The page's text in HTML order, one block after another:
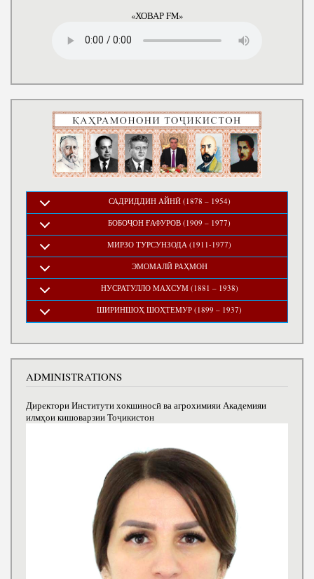
«ХОВАР FM»
САДРИДДИН АЙНӢ (1878 – 1954)
БОБОҶОН ҒАФУРОВ (1909 – 1977)
МИРЗО ТУРСУНЗОДА (1911-1977)
ЭМОМАЛӢ РАҲМОН
НУСРАТУЛЛО МАХСУМ (1881 – 1938)
ШИРИНШОҲ ШОҲТЕМУР (1899 – 1937)
ADMINISTRATIONS
Директори Институти хокшиносӣ ва агрохимияи Академияи
илмҳои кишоварзии Тоҷикистон